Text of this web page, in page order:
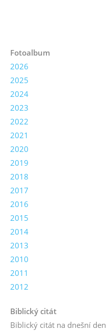
Fotoalbum
2026
2025
2024
2023
2022
2021
2020
2019
2018
2017
2016
2015
2014
2013
2010
2011
2012
Biblický citát
Biblický citát na dnešní den